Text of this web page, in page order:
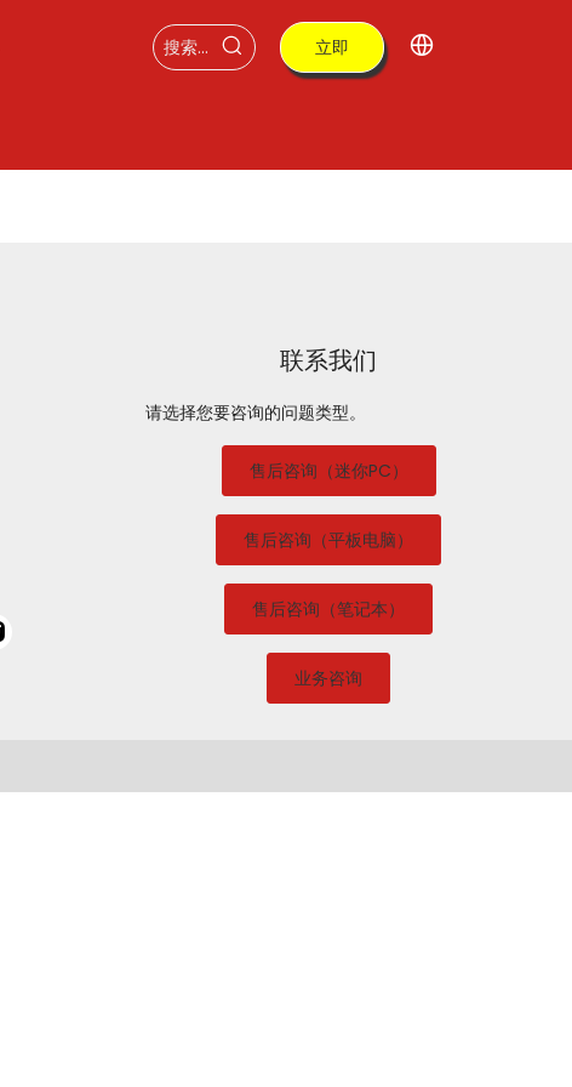
立即
联系我们
请选择您要咨询的问题类型。
售后咨询（迷你PC）
售后咨询（平板电脑）
售后咨询（笔记本）
业务咨询